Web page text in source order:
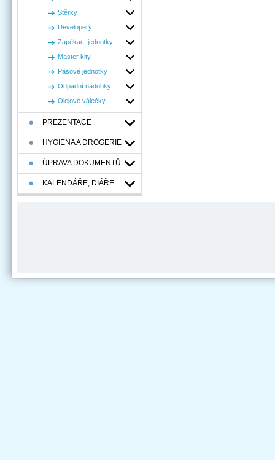
Stěrky
Developery
Zapékací jednotky
Master kity
Pásové jednotky
Odpadní nádobky
Olejové válečky
PREZENTACE
HYGIENA A DROGERIE
ÚPRAVA DOKUMENTŮ
KALENDÁŘE, DIÁŘE